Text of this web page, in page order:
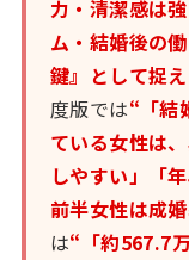
力・清潔感は
ム・結婚後の
鍵』として捉
度版では“「結
ている女性は
しやすい」「
前半女性は成
は“「約567.7